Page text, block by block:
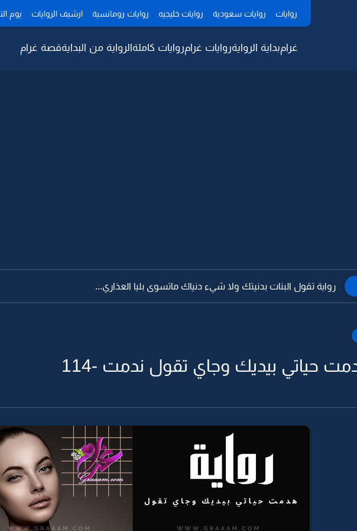
روايات روايات سعودية روايات خليجيه روايات رومانسية ارشيف الروايات يوم
غرامبداية الروايةروايات غرامروايات كاملةالرواية من البدايةقصة غرام
رواية تقول البنات بدنيتك ولا شيء دنياك ماتسوى بليا العذاري...
حياتي بيديك وجاي تقول ندمت -114